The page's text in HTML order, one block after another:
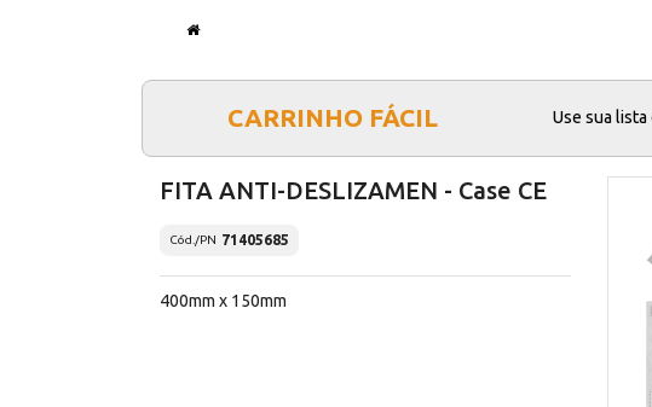
CARRINHO FÁCIL Use sua
FITA ANTI-DESLIZAMEN - Case CE
Cód./PN 71405685
400mm x 150mm